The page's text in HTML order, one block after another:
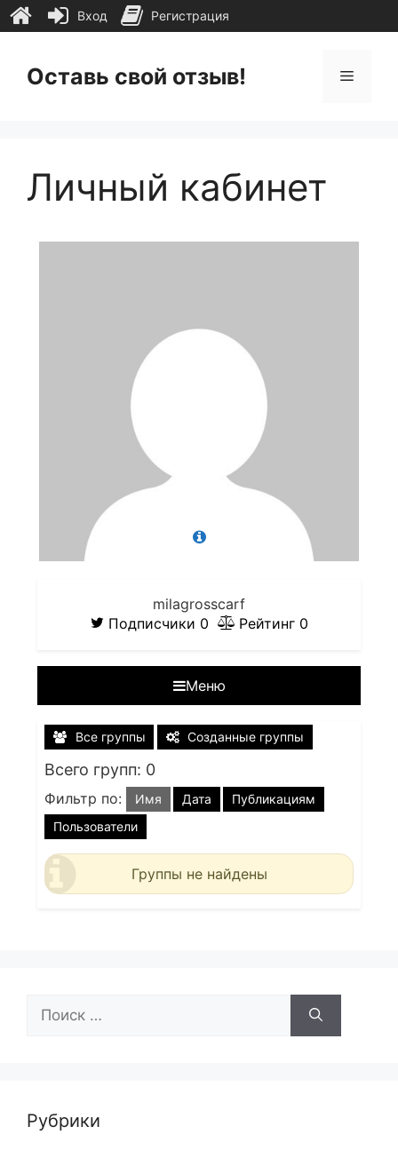
содержимому
Оставь свой отзыв! Меню
Личный кабинет
milagrosscarf
Подписчики 0 Рейтинг 0
Меню
Все группы Созданные группы
Всего групп: 0
Фильтр по: Имя Дата
Публикациям
Пользователи
Группы не найдены
Рубрики
Вход Регистрация